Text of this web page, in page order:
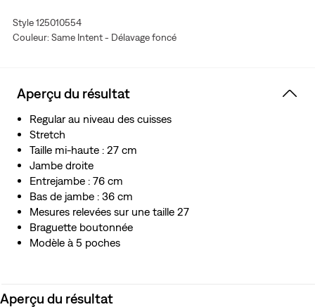
Avec une touche de stretch pour plus de confort tout
au long de la journée et une grande liberté de
Style 125010554
Couleur: Same Intent - Délavage foncé
Aperçu du résultat
Regular au niveau des cuisses
Stretch
Taille mi-haute : 27 cm
Jambe droite
Entrejambe : 76 cm
Bas de jambe : 36 cm
Mesures relevées sur une taille 27
Braguette boutonnée
Modèle à 5 poches
Aperçu du résultat